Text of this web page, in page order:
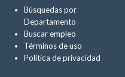
Búsquedas por
Departamento
Buscar empleo
Términos de uso
Política de privacidad